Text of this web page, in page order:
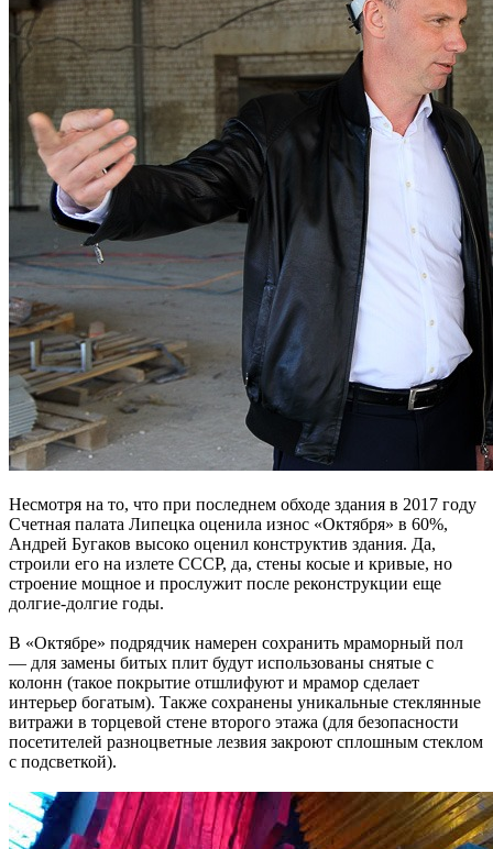
Несмотря на то, что при последнем обходе здания в 2017 году
Счетная палата Липецка оценила износ «Октября» в 60%,
Андрей Бугаков высоко оценил конструктив здания. Да,
строили его на излете СССР, да, стены косые и кривые, но
строение мощное и прослужит после реконструкции еще
долгие-долгие годы.
В «Октябре» подрядчик намерен сохранить мраморный пол
— для замены битых плит будут использованы снятые с
колонн (такое покрытие отшлифуют и мрамор сделает
интерьер богатым). Также сохранены уникальные стеклянные
витражи в торцевой стене второго этажа (для безопасности
посетителей разноцветные лезвия закроют сплошным стеклом
с подсветкой).